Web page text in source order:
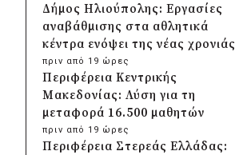
Δήμος Ηλιούπολης: Εργασίες
αναβάθμισης στα αθλητικά
κέντρα ενόψει της νέας χρονιάς
πριν από 19 ώρες
Περιφέρεια Κεντρικής
Μακεδονίας: Λύση για τη
μεταφορά 16.500 μαθητών
πριν από 19 ώρες
Περιφέρεια Στερεάς Ελλάδας: